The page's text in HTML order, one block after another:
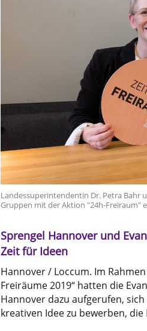
Landessuperintendentin Dr. Petra Bahr
Gruppen mit der Aktion "24h-Freiraum"
Sprengel Hannover und
Zeit für Ideen
Hannover / Loccum. Im
Freiräume 2019“ hatten die
Hannover dazu aufgerufen,
kreativen Idee zu bewerben,